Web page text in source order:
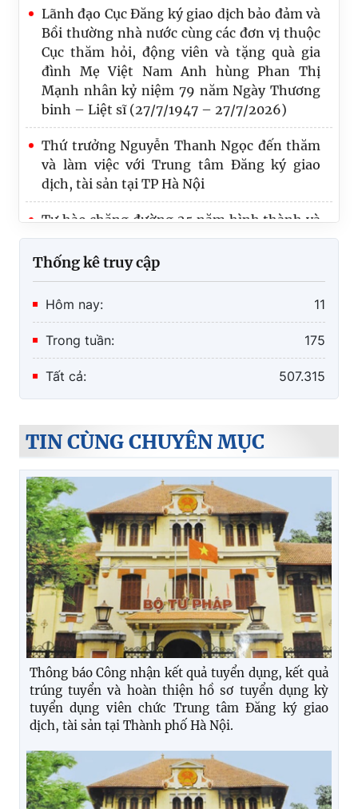
Bồi thường nhà nước cùng các đơn vị thuộc
Cục thăm hỏi, động viên và tặng quà gia
đình Mẹ Việt Nam Anh hùng Phan Thị
Mạnh nhân kỷ niệm 79 năm Ngày Thương
binh – Liệt sĩ (27/7/1947 – 27/7/2026)
Thứ trưởng Nguyễn Thanh Ngọc đến thăm
và làm việc với Trung tâm Đăng ký giao
dịch, tài sản tại TP Hà Nội
Tự hào chặng đường 25 năm hình thành và
phát triển công tác đăng ký biện pháp bảo
đảm
Cục Đăng ký giao dịch bảo đảm và Bồi
công tác 6 tháng đầu năm và triển khai
Thống kê truy cập
Hôm nay: 11
Trong tuần: 175
Tất cả: 507.315
TIN CÙNG CHUYÊN MỤC
Thông báo Công nhận kết quả tuyển dụng, kết quả
trúng tuyển và hoàn thiện hồ sơ tuyển dụng kỳ
tuyển dụng viên chức Trung tâm Đăng ký giao
dịch, tài sản tại Thành phố Hà Nội.